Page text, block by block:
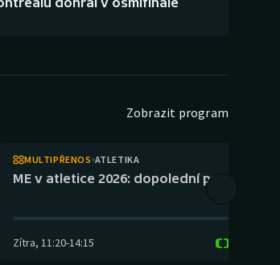
Zobrazit program
MULTIPŘENOS ATLETIKA
ME v atletice 2026: dopolední program
Zítra, 11:20-14:15